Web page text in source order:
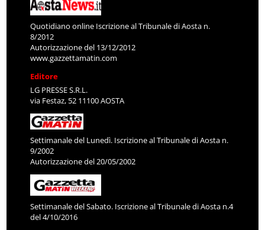
Quotidiano online Iscrizione al Tribunale di Aosta n.
8/2012
Autorizzazione del 13/12/2012
www.gazzettamatin.com
Editore
LG PRESSE S.R.L.
via Festaz, 52 11100 AOSTA
Settimanale del Lunedì. Iscrizione al Tribunale di Aosta n.
9/2002
Autorizzazione del 20/05/2002
Settimanale del Sabato. Iscrizione al Tribunale di Aosta n.4
del 4/10/2016